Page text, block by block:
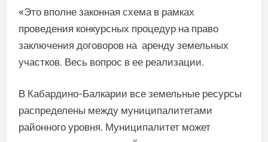
«Это вполне законная схема в рамках
проведения конкурсных процедур на право
заключения договоров на аренду земельных
участков. Весь вопрос в ее реализации.
В Кабардино-Балкарии все земельные ресурсы
распределены между муниципалитетами
районного уровня. Муниципалитет может